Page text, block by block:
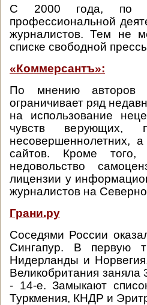
С 2000 года, по
профессиональной
журналистов. Тем не
списке свободной
«Коммерсантъ»:
По мнению авторов
ограничивает ряд
на использование
чувств верующих,
несовершеннолетних,
сайтов. Кроме того,
недовольство
лицензии у
журналистов на
Грани.ру
Соседями России
Сингапур. В первую
Нидерланды и
Великобритания
- 14-е. Замыкают
Туркмения, КНДР и